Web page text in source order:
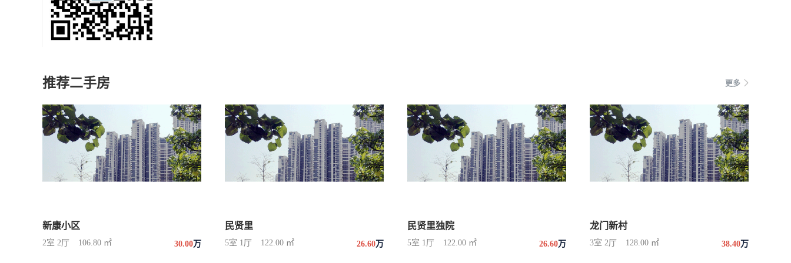
推荐二手房 更多
新康小区
2室 2厅 106.80 ㎡ 30.00万
民贤里
5室 1厅 122.00 ㎡ 26.60万
民贤里独院
5室 1厅 122.00 ㎡ 26.60万
龙门新村
3室 2厅 128.00 ㎡ 38.40万